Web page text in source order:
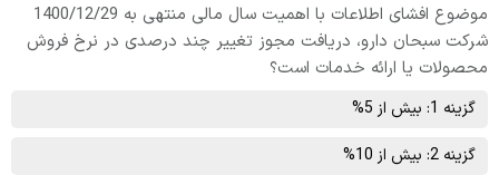
موضوع افشای اطلاعات با اهمیت سال مالی منتهی به 1400/12/29
شرکت سبحان دارو، دريافت مجوز تغيير چند درصدی در نرخ فروش
محصولات یا ارائه خدمات است؟
گزینه 1: بیش از 5%
گزینه 2: بیش از 10%